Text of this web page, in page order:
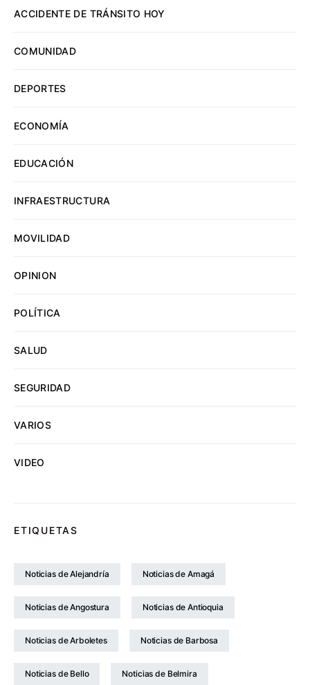
ACCIDENTE DE TRÁNSITO HOY
COMUNIDAD
DEPORTES
ECONOMÍA
EDUCACIÓN
INFRAESTRUCTURA
MOVILIDAD
OPINION
POLÍTICA
SALUD
SEGURIDAD
VARIOS
VIDEO
ETIQUETAS
Noticias de Alejandría Noticias de Amagá
Noticias de Angostura Noticias de Antioquia
Noticias de Arboletes Noticias de Barbosa
Noticias de Bello Noticias de Belmira